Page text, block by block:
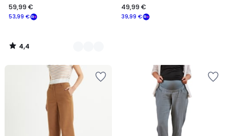
53,99 €
59,99 €
4,4
/
39,99 €
49,99 €